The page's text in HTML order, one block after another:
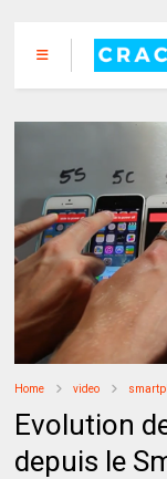
Home video
Evolution
depuis le